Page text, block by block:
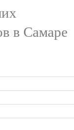
в Самаре